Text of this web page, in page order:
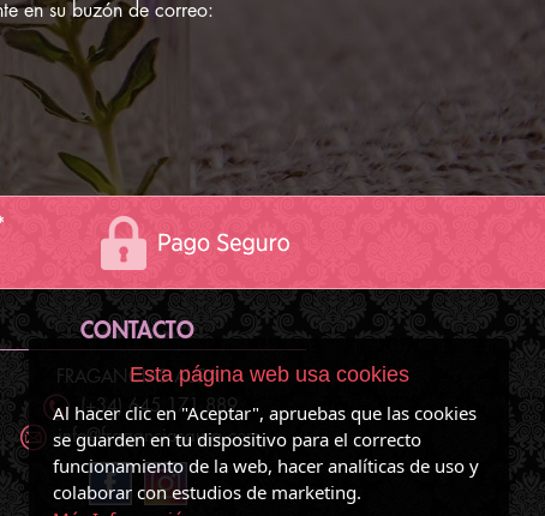
en su buzón de correo:
CONTACTO
FRAGANCIAS AURA
(+34) 645 171 889
info@fraganciasaura.com
Esta página web usa cookies
Al hacer clic en "Aceptar", apruebas que las cookies
se guarden en tu dispositivo para el correcto
funcionamiento de la web, hacer analíticas de uso y
colaborar con estudios de marketing.